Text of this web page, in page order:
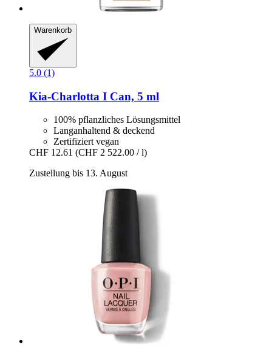
Warenkorb
5.0 (1)
Kia-Charlotta I Can, 5 ml
100% pflanzliches Lösungsmittel
Langanhaltend & deckend
Zertifiziert vegan
CHF 12.61 (CHF 2 522.00 / l)
Zustellung bis 13. August